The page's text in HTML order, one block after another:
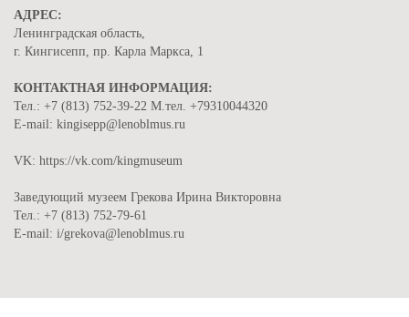
АДРЕС:
Ленинградская область,
г. Кингисепп, пр. Карла Маркса, 1
КОНТАКТНАЯ ИНФОРМАЦИЯ:
Тел.: +7 (813) 752-39-22 М.тел. +79310044320
E-mail: kingisepp@lenoblmus.ru
VK: https://vk.com/kingmuseum
Заведующий музеем Грекова Ирина Викторовна
Тел.: +7 (813) 752-79-61
E-mail: i/grekova@lenoblmus.ru